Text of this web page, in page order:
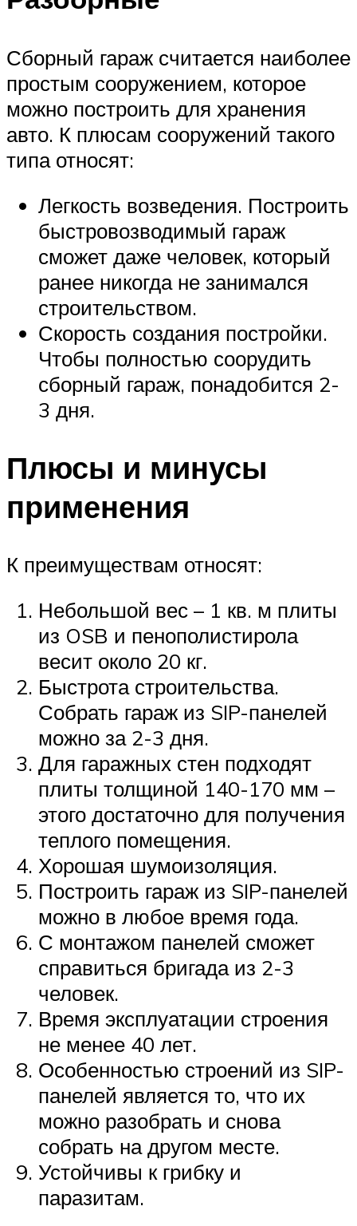
Сборный гараж считается наиболее
простым сооружением, которое
можно построить для хранения
авто. К плюсам сооружений такого
типа относят:
Легкость возведения. Построить
быстровозводимый гараж
сможет даже человек, который
ранее никогда не занимался
строительством.
Скорость создания постройки.
Чтобы полностью соорудить
сборный гараж, понадобится 2-
3 дня.
Плюсы и минусы
применения
К преимуществам относят:
Небольшой вес – 1 кв. м плиты
из OSB и пенополистирола
весит около 20 кг.
Быстрота строительства.
Собрать гараж из SIP-панелей
можно за 2-3 дня.
Для гаражных стен подходят
плиты толщиной 140-170 мм –
этого достаточно для получения
теплого помещения.
Хорошая шумоизоляция.
Построить гараж из SIP-панелей
можно в любое время года.
С монтажом панелей сможет
справиться бригада из 2-3
человек.
Время эксплуатации строения
не менее 40 лет.
Особенностью строений из SIP-
панелей является то, что их
можно разобрать и снова
собрать на другом месте.
Устойчивы к грибку и
паразитам.